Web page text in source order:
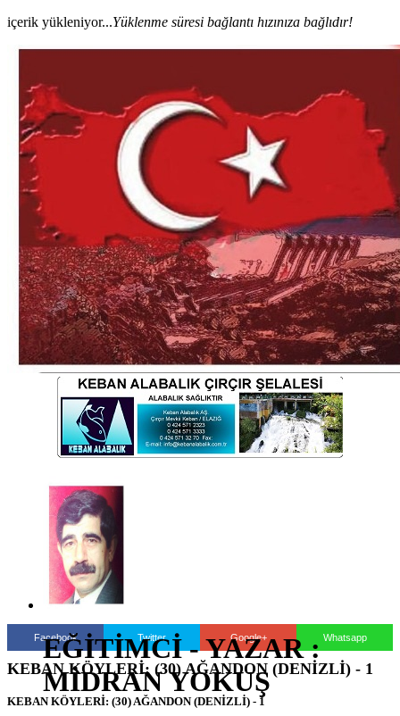
içerik yükleniyor...Yüklenme süresi bağlantı hızınıza bağlıdır!
EĞİTİMCİ - YAZAR :
MİDRAN YOKUŞ
Facebook Twitter Google+ Whatsapp
KEBAN KÖYLERİ: (30) AĞANDON (DENİZLİ) - 1
KEBAN KÖYLERİ: (30) AĞANDON (DENİZLİ) - 1